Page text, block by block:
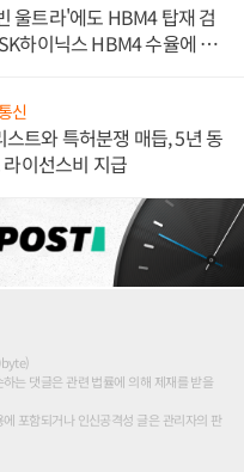
울트라'에도 HBM4 탑재 검
하이닉스 HBM4 수율에 주
신
트와 특허분쟁 매듭, 5년 동
이선스비 지급
는 댓글은 관련 법률에 의해 제재를 받을
포함되거나 인신공격성 글은 관리자의 판